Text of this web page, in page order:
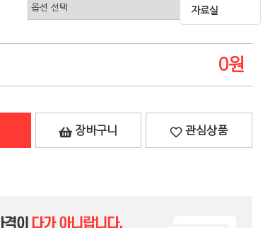
자료실
0원
장바구니 관심상품